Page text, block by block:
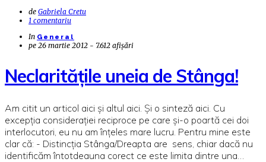
de Gabriela Cretu
1 comentariu
In General
pe 26 martie 2012 - 7.612 afișări
Neclaritățile uneia de Stânga!
Am citit un articol aici și altul aici. Și o sinteză aici. Cu
excepția considerației reciproce pe care și-o poartă cei doi
interlocutori, eu nu am înțeles mare lucru. Pentru mine este
clar că: - Distincția Stânga/Dreapta are sens, chiar dacă nu
identificăm întotdeauna corect ce este limita dintre una…